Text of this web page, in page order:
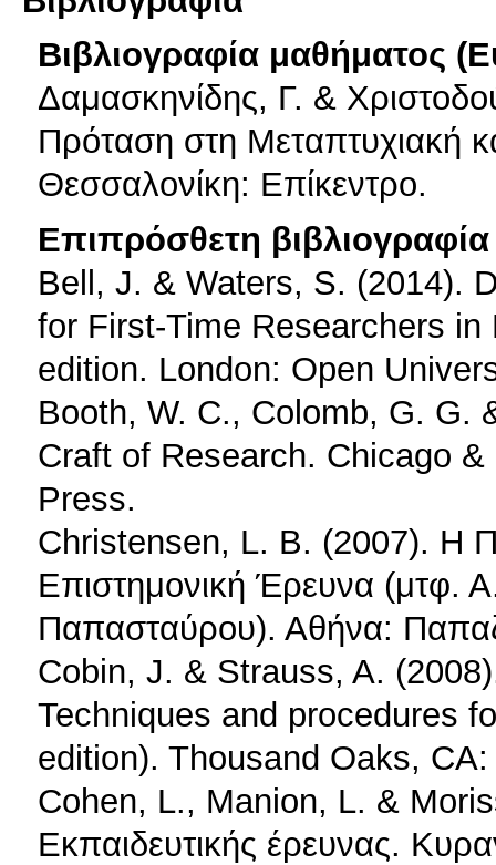
Βιβλιογραφία μαθήματος
Δαμασκηνίδης, Γ. &
Πρόταση στη Μεταπτυχιακή
Θεσσαλονίκη: Επίκεντρο.
Επιπρόσθετη βιβλιογραφία
Bell, J. & Waters, S. (2014).
for First-Time Researchers
edition. London: Open
Booth, W. C., Colomb, G. G.
Craft of Research. Chicago
Press.
Christensen, L. B. (2007). Η
Επιστημονική Έρευνα (μτφ.
Παπασταύρου). Αθήνα:
Cobin, J. & Strauss, A.
Techniques and procedures
edition). Thousand Oaks,
Cohen, L., Manion, L. &
Εκπαιδευτικής έρευνας.